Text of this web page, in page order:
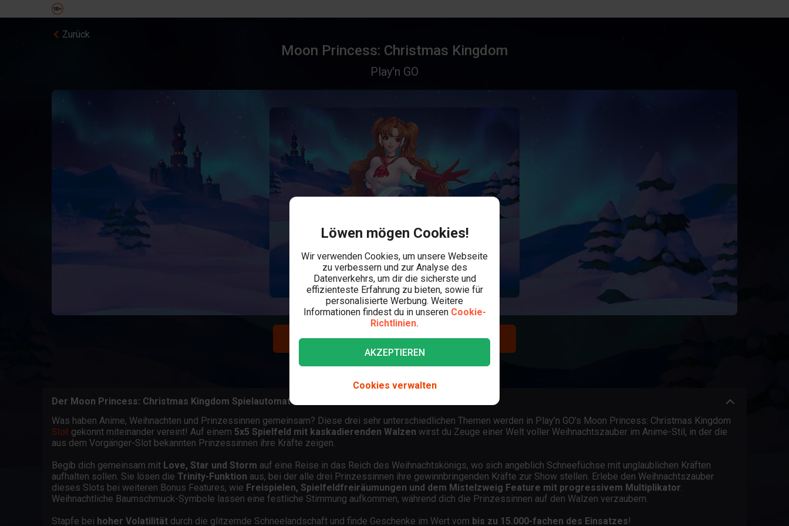
Zurück
Moon Princess: Christmas Kingdom
Play'n GO
REGISTRIEREN
Der Moon Princess: Christmas Kingdom Spielautomat
Was haben Anime, Weihnachten und Prinzessinnen gemeinsam? Diese drei sehr unterschiedlichen Themen werden in Play’n GO’s Moon Princess: Christmas Kingdom
Slot gekonnt miteinander vereint! Auf einem 5x5 Spielfeld mit kaskadierenden Walzen wirst du Zeuge einer Welt voller Weihnachtszauber im Anime-Stil, in der die
aus dem Vorgänger-Slot bekannten Prinzessinnen ihre Kräfte zeigen.
Begib dich gemeinsam mit Love, Star und Storm auf eine Reise in das Reich des Weihnachtskönigs, wo sich angeblich Schneefüchse mit unglaublichen Kräften
aufhalten sollen. Sie lösen die Trinity-Funktion aus, bei der alle drei Prinzessinnen ihre gewinnbringenden Kräfte zur Show stellen. Erlebe den Weihnachtszauber
dieses Slots bei weiteren Bonus Features, wie Freispielen, Spielfeldfreiräumungen und dem Mistelzweig Feature mit progressivem Multiplikator
Weihnachtliche Baumschmuck-Symbole lassen eine festliche Stimmung aufkommen, während dich die Prinzessinnen auf den Walzen verzaubern.
Stapfe bei hoher Volatilität durch die glitzernde Schneelandschaft und finde Geschenke im Wert vom bis zu 15.000-fachen des Einsatzes!
Löwen mögen Cookies!
Wir verwenden Cookies, um unsere Webseite
zu verbessern und zur Analyse des
Datenverkehrs, um dir die sicherste und
effizienteste Erfahrung zu bieten, sowie für
personalisierte Werbung. Weitere
Informationen findest du in unseren Cookie-
Richtlinien.
AKZEPTIEREN
Cookies verwalten